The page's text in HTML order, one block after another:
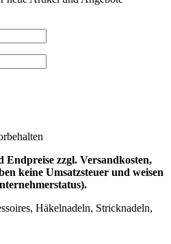
Endpreise zzgl. Versandkosten,
keine Umsatzsteuer und weisen
Häkelnadeln, Stricknadeln,